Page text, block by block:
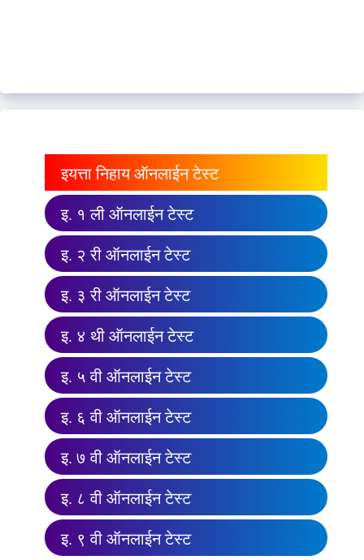
इयत्ता निहाय ऑनलाईन टेस्ट
इ. १ ली ऑनलाईन टेस्ट
इ. २ री ऑनलाईन टेस्ट
इ. ३ री ऑनलाईन टेस्ट
इ. ४ थी ऑनलाईन टेस्ट
इ. ५ वी ऑनलाईन टेस्ट
इ. ६ वी ऑनलाईन टेस्ट
इ. ७ वी ऑनलाईन टेस्ट
इ. ८ वी ऑनलाईन टेस्ट
इ. ९ वी ऑनलाईन टेस्ट